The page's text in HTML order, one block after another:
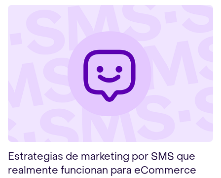
Estrategias de marketing por SMS que
realmente funcionan para eCommerce